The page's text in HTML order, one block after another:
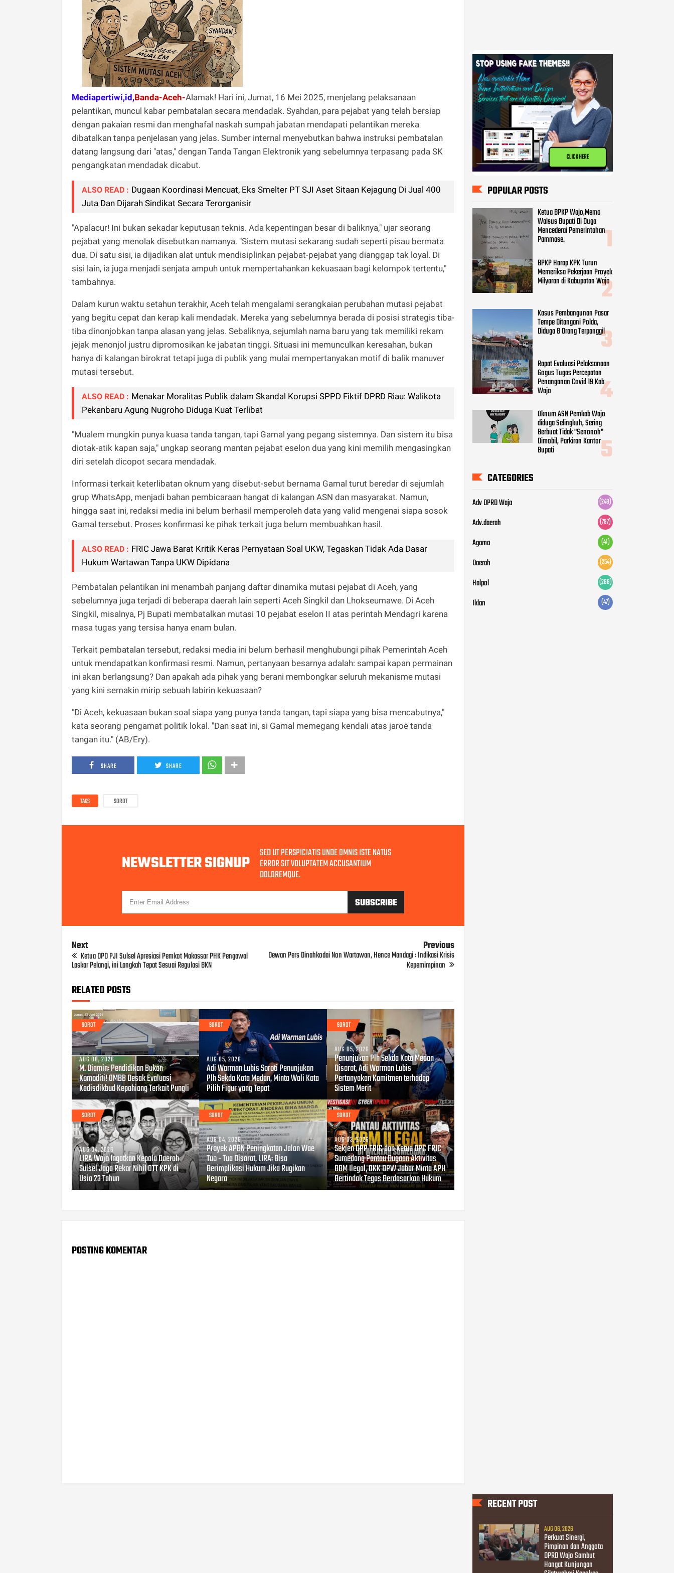
Mediapertiwi,id,Banda-Aceh-Alamak! Hari ini, Jumat, 16 Mei 2025, menjelang pelaksanaan
pelantikan, muncul kabar pembatalan secara mendadak. Syahdan, para pejabat yang telah bersiap
dengan pakaian resmi dan menghafal naskah sumpah jabatan mendapati pelantikan mereka
dibatalkan tanpa penjelasan yang jelas. Sumber internal menyebutkan bahwa instruksi pembatalan
datang langsung dari "atas," dengan Tanda Tangan Elektronik yang sebelumnya terpasang pada SK
pengangkatan mendadak dicabut.
ALSO READ : Dugaan Koordinasi Mencuat, Eks Smelter PT SJI Aset Sitaan Kejagung Di Jual 400
Juta Dan Dijarah Sindikat Secara Terorganisir
"Apalacur! Ini bukan sekadar keputusan teknis. Ada kepentingan besar di baliknya," ujar seorang
pejabat yang menolak disebutkan namanya. "Sistem mutasi sekarang sudah seperti pisau bermata
dua. Di satu sisi, ia dijadikan alat untuk mendisiplinkan pejabat-pejabat yang dianggap tak loyal. Di
sisi lain, ia juga menjadi senjata ampuh untuk mempertahankan kekuasaan bagi kelompok tertentu,"
tambahnya.
Dalam kurun waktu setahun terakhir, Aceh telah mengalami serangkaian perubahan mutasi pejabat
yang begitu cepat dan kerap kali mendadak. Mereka yang sebelumnya berada di posisi strategis tiba-
tiba dinonjobkan tanpa alasan yang jelas. Sebaliknya, sejumlah nama baru yang tak memiliki rekam
jejak menonjol justru dipromosikan ke jabatan tinggi. Situasi ini memunculkan keresahan, bukan
hanya di kalangan birokrat tetapi juga di publik yang mulai mempertanyakan motif di balik manuver
mutasi tersebut.
ALSO READ : Menakar Moralitas Publik dalam Skandal Korupsi SPPD Fiktif DPRD Riau: Walikota
Pekanbaru Agung Nugroho Diduga Kuat Terlibat
"Mualem mungkin punya kuasa tanda tangan, tapi Gamal yang pegang sistemnya. Dan sistem itu bisa
diotak-atik kapan saja," ungkap seorang mantan pejabat eselon dua yang kini memilih mengasingkan
diri setelah dicopot secara mendadak.
Informasi terkait keterlibatan oknum yang disebut-sebut bernama Gamal turut beredar di sejumlah
grup WhatsApp, menjadi bahan pembicaraan hangat di kalangan ASN dan masyarakat. Namun,
hingga saat ini, redaksi media ini belum berhasil memperoleh data yang valid mengenai siapa sosok
Gamal tersebut. Proses konfirmasi ke pihak terkait juga belum membuahkan hasil.
ALSO READ : FRIC Jawa Barat Kritik Keras Pernyataan Soal UKW, Tegaskan Tidak Ada Dasar
Hukum Wartawan Tanpa UKW Dipidana
Pembatalan pelantikan ini menambah panjang daftar dinamika mutasi pejabat di Aceh, yang
sebelumnya juga terjadi di beberapa daerah lain seperti Aceh Singkil dan Lhokseumawe. Di Aceh
Singkil, misalnya, Pj Bupati membatalkan mutasi 10 pejabat eselon II atas perintah Mendagri karena
masa tugas yang tersisa hanya enam bulan.
Terkait pembatalan tersebut, redaksi media ini belum berhasil menghubungi pihak Pemerintah Aceh
untuk mendapatkan konfirmasi resmi. Namun, pertanyaan besarnya adalah: sampai kapan permainan
ini akan berlangsung? Dan apakah ada pihak yang berani membongkar seluruh mekanisme mutasi
yang kini semakin mirip sebuah labirin kekuasaan?
"Di Aceh, kekuasaan bukan soal siapa yang punya tanda tangan, tapi siapa yang bisa mencabutnya,"
kata seorang pengamat politik lokal. "Dan saat ini, si Gamal memegang kendali atas jaroë tanda
tangan itu." (AB/Ery).
SHARE SHARE
TAGS SOROT
NEWSLETTER SIGNUP SED UT PERSPICIATIS UNDE OMNIS ISTE NATUS
ERROR SIT VOLUPTATEM ACCUSANTIUM
DOLOREMQUE.
Next
Ketua DPD PJI Sulsel Apresiasi Pemkot Makassar PHK Pengawal
Laskar Pelangi, ini Langkah Tepat Sesuai Regulasi BKN
Previous
Dewan Pers Dinahkodai Non Wartawan, Hence Mandagi : Indikasi Krisis
Kepemimpinan
RELATED POSTS
SOROT
AUG 06, 2026
M. Diamin: Pendidikan Bukan
Komoditi! OMBB Desak Evaluasi
Kadisdikbud Kepahiang Terkait Pungli
SOROT
AUG 05, 2026
Adi Warman Lubis Soroti Penunjukan
Plh Sekda Kota Medan, Minta Wali Kota
Pilih Figur yang Tepat
SOROT
AUG 05, 2026
Penunjukan Plh Sekda Kota Medan
Disorot, Adi Warman Lubis
Pertanyakan Komitmen terhadap
Sistem Merit
SOROT
AUG 04, 2026
LIRA Wajo Ingatkan Kepala Daerah
Sulsel Jaga Rekor Nihil OTT KPK di
Usia 23 Tahun
SOROT
AUG 04, 2026
Proyek APBN Peningkatan Jalan Wae
Tuo - Tua Disorot, LIRA: Bisa
Berimplikasi Hukum Jika Rugikan
Negara
SOROT
AUG 03, 2026
Sekjen DPP FRIC dan Ketua DPC FRIC
Sumedang Pantau Dugaan Aktivitas
BBM Ilegal, OKK DPW Jabar Minta APH
Bertindak Tegas Berdasarkan Hukum
POSTING KOMENTAR
CLICK HERE
POPULAR POSTS
Ketua BPKP Wajo,Memo
Walsus Bupati Di Duga
Mencederai Pemerintahan
Pammase.
BPKP Harap KPK Turun
Memeriksa Pekerjaan Proyek
Milyaran di Kabupatan Wajo
Kasus Pembangunan Pasar
Tempe Ditangani Polda,
Diduga 8 Orang Terpanggil
Rapat Evaluasi Pelaksanaan
Gogus Tugas Percepatan
Penanganan Covid 19 Kab
Wajo
Oknum ASN Pemkab Wajo
diduga Selingkuh, Sering
Berbuat Tidak "Senonoh"
Dimobil, Parkiran Kantor
Bupati
CATEGORIES
Adv DPRD Wajo (248)
Adv.daerah (797)
Agama (41)
Daerah (254)
Halpol (266)
Iklan (47)
RECENT POST
AUG 06, 2026
Perkuat Sinergi,
Pimpinan dan Anggota
DPRD Wajo Sambut
Hangat Kunjungan